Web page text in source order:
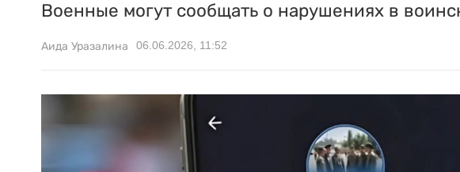
Военные могут сообщать о нарушениях в
Аида Уразалина 06.06.2026, 11:52